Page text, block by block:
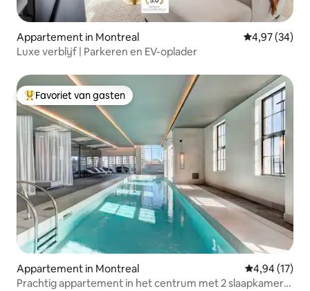
Appartement in Montreal Gemiddelde
4,97 (34)
Luxe verblijf | Parkeren en EV-oplader
Topfavoriet van gasten
Favoriet van gasten
Appartement in Montreal Gemiddelde
4,94 (17)
Prachtig appartement in het centrum met 2 slaapkamers,